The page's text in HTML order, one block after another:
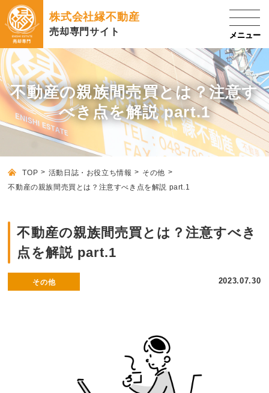
株式会社縁不動産
売却専門サイト
不動産の親族間売買とは？注意す
べき点を解説 part.1
TOP 活動日誌・お役立ち情報
その他
不動産の親族間売買とは？注意すべき点を解説 part.1
不動産の親族間売買とは？注意すべき
点を解説 part.1
その他 2023.07.30